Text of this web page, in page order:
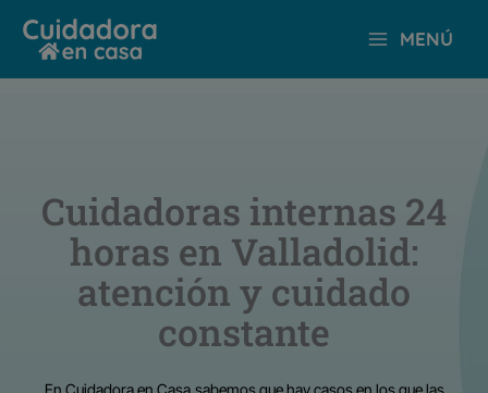
MENÚ
Cuidadoras internas 24
horas en Valladolid:
atención y cuidado
constante
En Cuidadora en Casa,sabemos que hay casos en los que las